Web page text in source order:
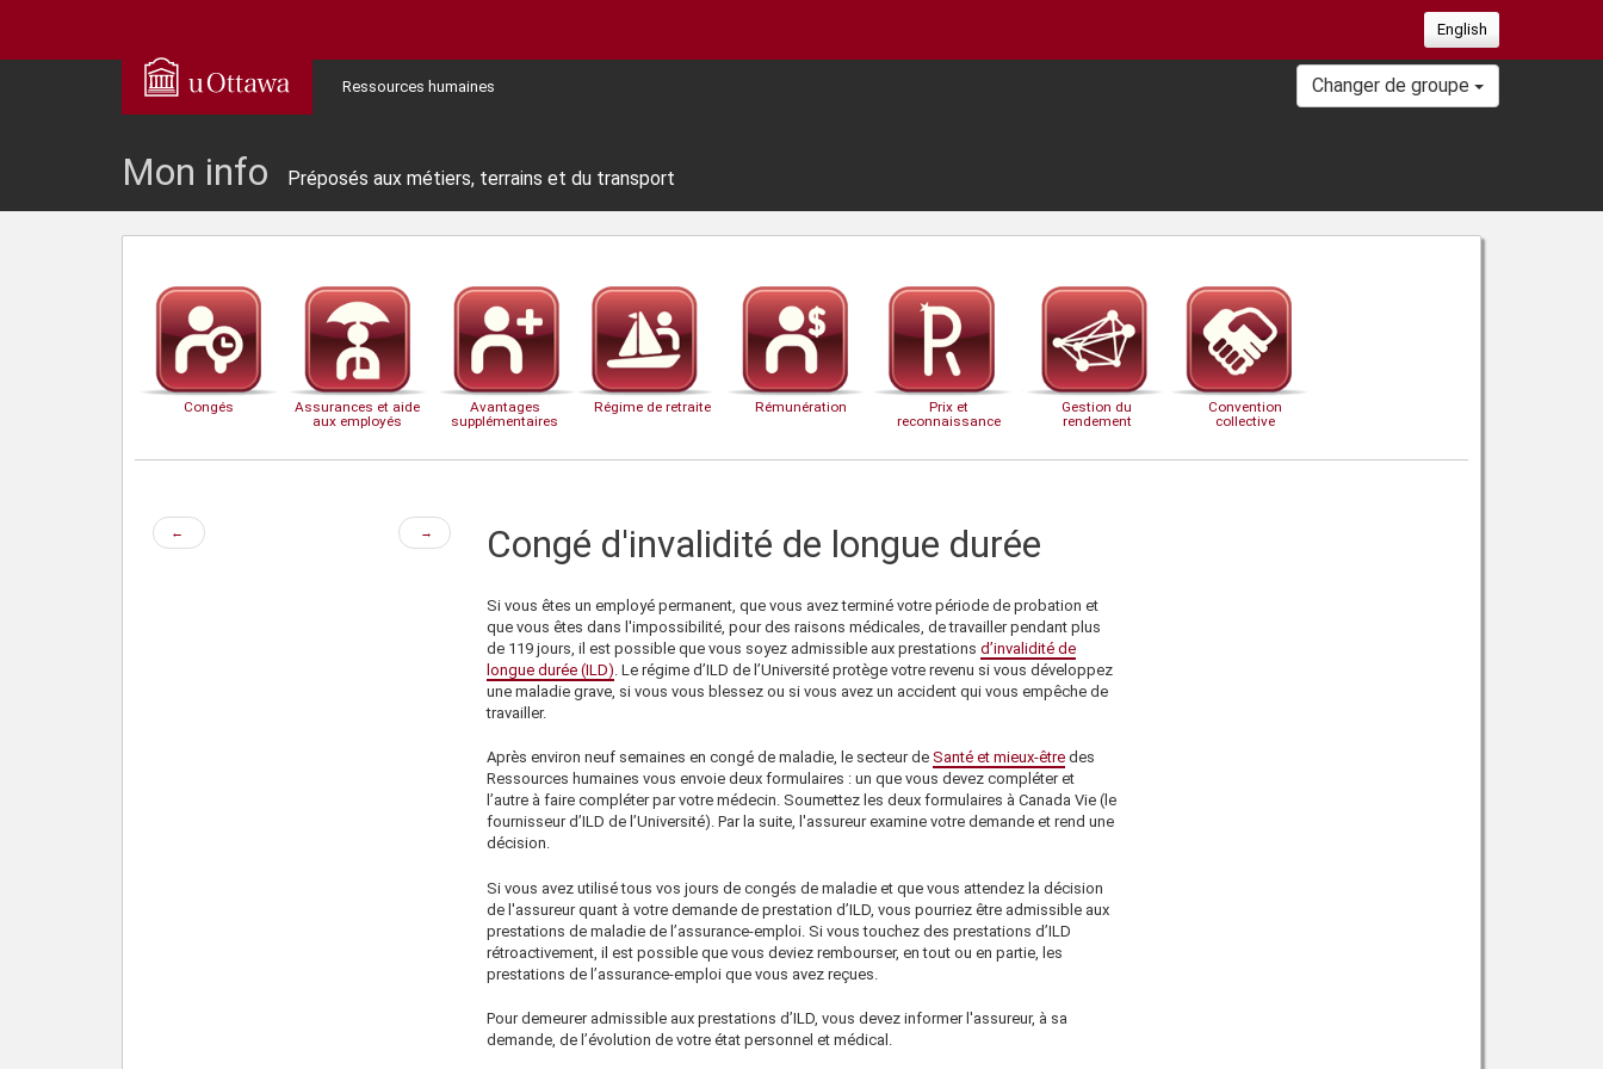
English
Ressources humaines Changer de groupe
Mon info Préposés aux métiers, terrains et du transport
Congés
Assurances et aide
aux employés
Avantages
supplémentaires
Régime de retraite Rémunération
Prix et
reconnaissance
Gestion du
rendement
Convention
collective
←
Page
précédente
Page
suivante
→ Congé d'invalidité de longue durée
Si vous êtes un employé permanent, que vous avez terminé votre période de probation et
que vous êtes dans l'impossibilité, pour des raisons médicales, de travailler pendant plus
de 119 jours, il est possible que vous soyez admissible aux prestations d’invalidité de
longue durée (ILD) . Le régime d’ILD de l’Université protège votre revenu si vous développez
une maladie grave, si vous vous blessez ou si vous avez un accident qui vous empêche de
travailler.
Après environ neuf semaines en congé de maladie, le secteur de Santé et mieux-êtredes
Ressources humaines vous envoie deux formulaires : un que vous devez compléter et
l’autre à faire compléter par votre médecin. Soumettez les deux formulaires à Canada Vie(le
fournisseur d’ILD de l’Université). Par la suite, l'assureur examine votre demande et rend une
décision.
Si vous avez utilisé tous vos jours de congés de maladie et que vous attendez la décision
de l'assureur quant à votre demande de prestation d’ILD, vous pourriez être admissible aux
prestations de maladie de l’assurance-emploi. Si vous touchez des prestations d’ILD
rétroactivement, il est possible que vous deviez rembourser, en tout ou en partie, les
prestations de l’assurance-emploi que vous avez reçues.
Pour demeurer admissible aux prestations d’ILD, vous devez informer l'assureur, à sa
demande, de l’évolution de votre état personnel et médical.